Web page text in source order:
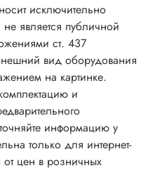
исключительно
является публичной
ст. 437
вид оборудования
на картинке.
и
информацию у
только для интернет-
от цен в розничных